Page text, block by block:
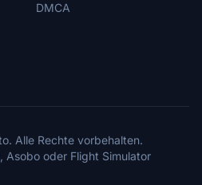
DMCA
Alle Rechte vorbehalten.
oder Flight Simulator